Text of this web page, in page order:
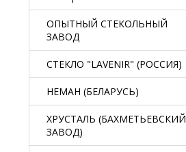
ОПЫТНЫЙ СТЕКОЛЬНЫЙ
ЗАВОД
СТЕКЛО "LAVENIR" (РОССИЯ)
НЕМАН (БЕЛАРУСЬ)
ХРУСТАЛЬ (БАХМЕТЬЕВСКИЙ
ЗАВОД)